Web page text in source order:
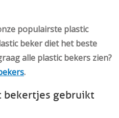
populairste plastic
beker diet het beste
alle plastic bekers zien?
.
bekertjes gebruikt